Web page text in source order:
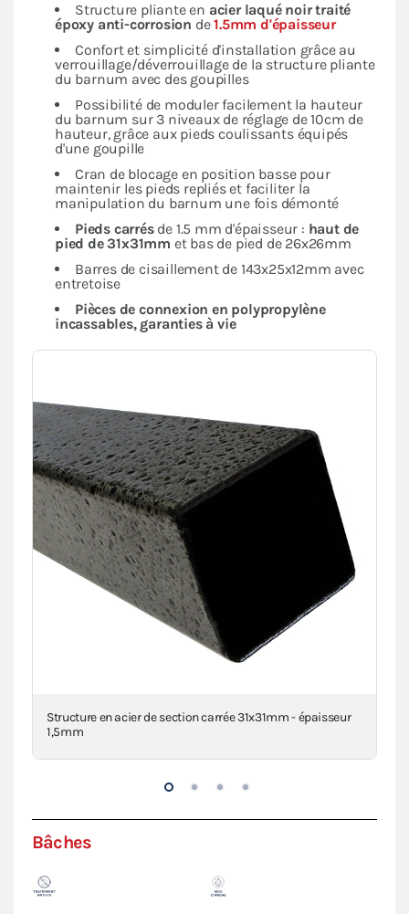
Structure pliante en acier laqué noir traité
époxy anti-corrosion de1.5mm d'épaisseur
Confort et simplicité d'installation grâce au
verrouillage/déverrouillage de la structure pliante
du barnum avec des goupilles
Possibilité de moduler facilement la hauteur
du barnum sur 3 niveaux de réglage de 10cm de
hauteur, grâce aux pieds coulissants équipés
d'une goupille
Cran de blocage en position basse pour
maintenir les pieds repliés et faciliter la
manipulation du barnum une fois démonté
Pieds carrésde 1.5 mm d'épaisseur : haut de
pied de 31x31mm et bas de pied de 26x26mm
Barres de cisaillement de 143x25x12mm avec
entretoise
Pièces de connexion en polypropylène
incassables, garanties à vie
Structure en acier de section carrée 31x31mm - épaisseur
1,5mm
Bâches